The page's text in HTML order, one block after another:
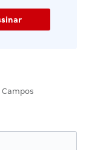
Campos